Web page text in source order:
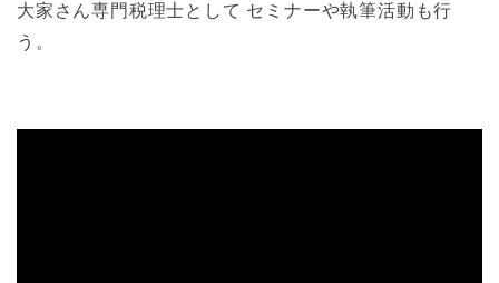
大家さん専門税理士として セミナーや執筆活動も行
う。